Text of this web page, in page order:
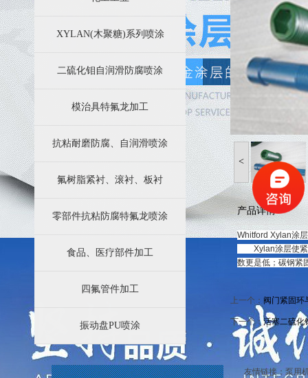
苏州四氟防腐科技有限公司业务简介
特氟龙涂层加工效果好的效果主要因素都有哪些方面
XYLAN(木聚糖)系列喷涂
二硫化钼自润滑防腐喷涂
模治具特氟龙加工
抗粘耐磨防腐、自润滑喷涂
氟树脂紧衬、滚衬、板衬
零部件抗粘防腐特氟龙喷涂
食品、医疗部件加工
四氟管件加工
振动盘PU喷涂
<
产品详情
Whitford Xylan涂
Xylan涂层使紧
数更是低；碳钢紧
上一个： 阀门紧固环
下一个： 活塞二硫化
友情链接：泵用